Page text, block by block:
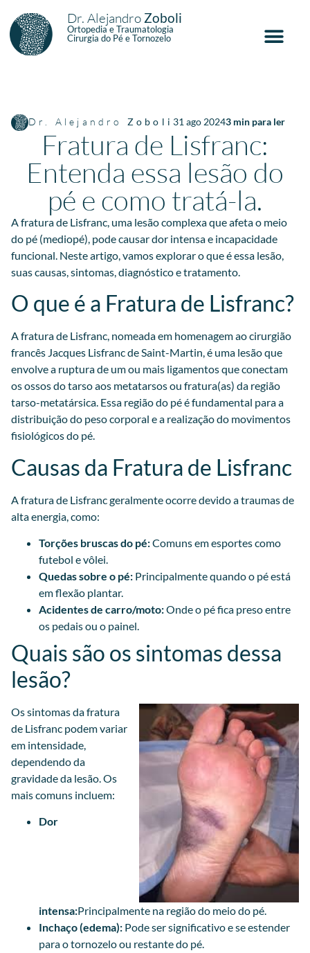
Dr. Alejandro Zoboli
Ortopedia e Traumatologia
Cirurgia do Pé e Tornozelo
Dr. Alejandro Zoboli 31 ago 20243 min para ler
Fratura de Lisfranc:
Entenda essa lesão do
pé e como tratá-la.
A fratura de Lisfranc, uma lesão complexa que afeta o meio
do pé (mediopé), pode causar dor intensa e incapacidade
funcional. Neste artigo, vamos explorar o que é essa lesão,
suas causas, sintomas, diagnóstico e tratamento.
O que é a Fratura de Lisfranc?
A fratura de Lisfranc, nomeada em homenagem ao cirurgião
francês Jacques Lisfranc de Saint-Martin, é uma lesão que
envolve a ruptura de um ou mais ligamentos que conectam
os ossos do tarso aos metatarsos ou fratura(as) da região
tarso-metatársica. Essa região do pé é fundamental para a
distribuição do peso corporal e a realização do movimentos
fisiológicos do pé.
Causas da Fratura de Lisfranc
A fratura de Lisfranc geralmente ocorre devido a traumas de
alta energia, como:
Torções bruscas do pé:Comuns em esportes como
futebol e vôlei.
Quedas sobre o pé: Principalmente quando o pé está
em flexão plantar.
Acidentes de carro/moto:Onde o pé fica preso entre
os pedais ou o painel.
Quais são os sintomas dessa
lesão?
Os sintomas da fratura
de Lisfranc podem variar
em intensidade,
dependendo da
gravidade da lesão. Os
mais comuns incluem:
Dor
intensa:Principalmente na região do meio do pé.
Inchaço (edema): Pode ser significativo e se estender
para o tornozelo ou restante do pé.